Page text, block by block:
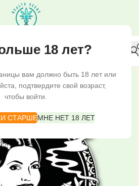
18 лет?
вам должно быть 18 лет или
подтвердите свой возраст,
чтобы войти.
И СТАРШЕМНЕ НЕТ 18 ЛЕТ